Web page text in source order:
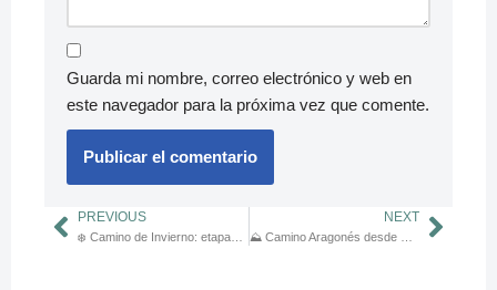
Guarda mi nombre, correo electrónico y web en
este navegador para la próxima vez que comente.
PREVIOUS NEXT